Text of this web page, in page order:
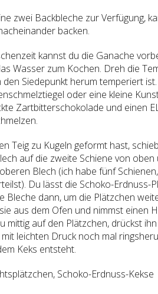
zwei Backbleche zur Verfügung,
backen.
kannst du die Ganache
Wasser zum Kochen. Dreh die
den Siedepunkt herum temperiert
oder eine kleine
Zartbitterschokolade und einen
Teig zu Kugeln geformt hast,
auf die zweite Schiene von
Blech (ich habe fünf
Du lässt die Schoko-
Bleche dann, um die Plätzchen
aus dem Ofen und nimmst einen
mittig auf den Plätzchen, drückst
leichten Druck noch mal
Keks entsteht.